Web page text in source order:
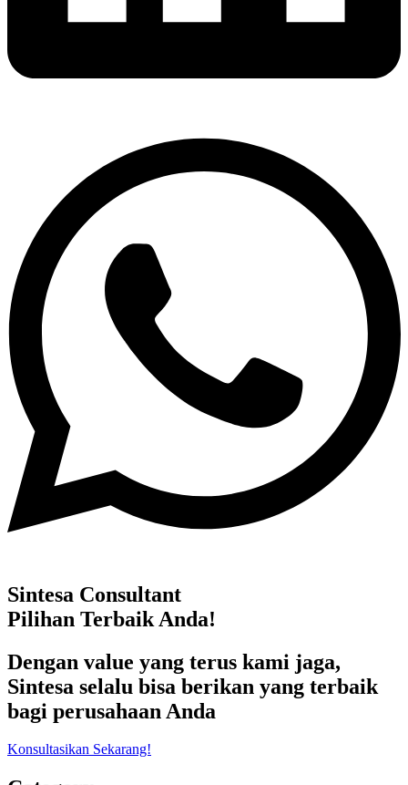
Sintesa Consultant
Pilihan Terbaik Anda!
Dengan value yang terus kami jaga,
Sintesa selalu bisa berikan yang terbaik
bagi perusahaan Anda
Konsultasikan Sekarang!